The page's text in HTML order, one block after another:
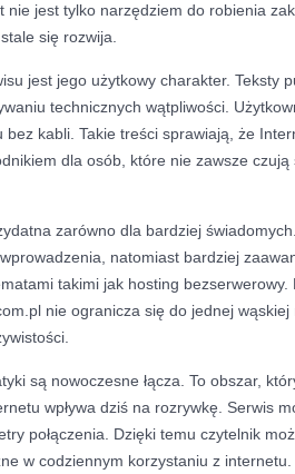
nie jest tylko narzędziem do robienia
się rozwija.
jest jego użytkowy charakter. Teksty
technicznych wątpliwości.
bez kabli. Takie treści sprawiają, że
dla osób, które nie zawsze
zarówno dla bardziej
natomiast bardziej
takimi jak hosting
nie ogranicza się do jednej wąskiej
są nowoczesne łącza. To obszar,
wpływa dziś na rozrywkę. Serwis
połączenia. Dzięki temu czytelnik
w codziennym korzystaniu z internetu.